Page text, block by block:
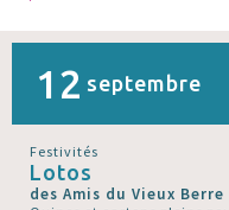
12 septembre
Festivités
Lotos
des Amis du Vieux Berre